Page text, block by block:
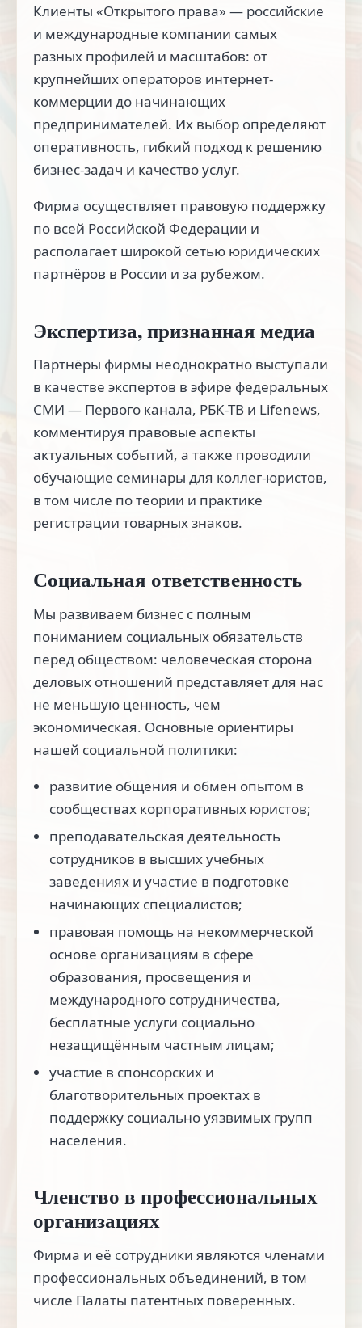
Клиенты «Открытого права» — российские
и международные компании самых
разных профилей и масштабов: от
крупнейших операторов интернет-
коммерции до начинающих
предпринимателей. Их выбор определяют
оперативность, гибкий подход к решению
бизнес-задач и качество услуг.
Фирма осуществляет правовую поддержку
по всей Российской Федерации и
располагает широкой сетью юридических
партнёров в России и за рубежом.
Экспертиза, признанная медиа
Партнёры фирмы неоднократно выступали
в качестве экспертов в эфире федеральных
СМИ — Первого канала, РБК-ТВ и Lifenews,
комментируя правовые аспекты
актуальных событий, а также проводили
обучающие семинары для коллег-юристов,
в том числе по теории и практике
регистрации товарных знаков.
Социальная ответственность
Мы развиваем бизнес с полным
пониманием социальных обязательств
перед обществом: человеческая сторона
деловых отношений представляет для нас
не меньшую ценность, чем
экономическая. Основные ориентиры
нашей социальной политики:
развитие общения и обмен опытом в
сообществах корпоративных юристов;
преподавательская деятельность
сотрудников в высших учебных
заведениях и участие в подготовке
начинающих специалистов;
правовая помощь на некоммерческой
основе организациям в сфере
образования, просвещения и
международного сотрудничества,
бесплатные услуги социально
незащищённым частным лицам;
участие в спонсорских и
благотворительных проектах в
поддержку социально уязвимых групп
населения.
Членство в профессиональных
организациях
Фирма и её сотрудники являются членами
профессиональных объединений, в том
числе Палаты патентных поверенных.